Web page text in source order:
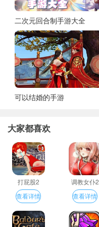
二次元回合制手游大全
可以结婚的手游
大家都喜欢
打屁股2
查看详情
调教女仆2
查看详情